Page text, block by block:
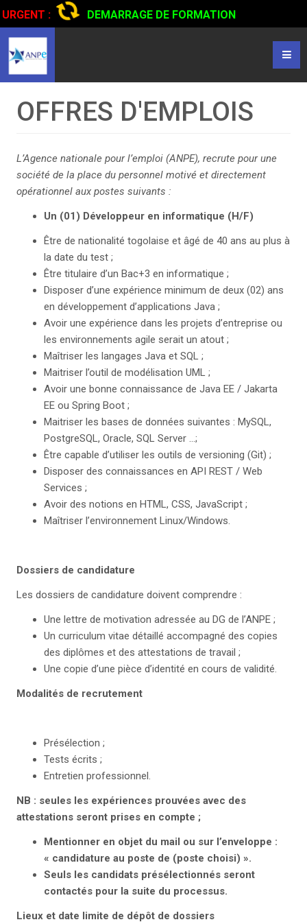
URGENT :
DEMARRAGE DE FORMATION
CERTIFIANTE EN CONDUITE DE CAMIONS...CLIQUER POUR
LIRE
OFFRES D'EMPLOIS
L’Agence nationale pour l’emploi (ANPE), recrute pour une
société de la place du personnel motivé et directement
opérationnel aux postes suivants :
Un (01) Développeur en informatique (H/F)
Être de nationalité togolaise et âgé de 40 ans au plus à
la date du test ;
Être titulaire d’un Bac+3 en informatique ;
Disposer d’une expérience minimum de deux (02) ans
en développement d’applications Java ;
Avoir une expérience dans les projets d’entreprise ou
les environnements agile serait un atout ;
Maîtriser les langages Java et SQL ;
Maitriser l’outil de modélisation UML ;
Avoir une bonne connaissance de Java EE / Jakarta
EE ou Spring Boot ;
Maitriser les bases de données suivantes : MySQL,
PostgreSQL, Oracle, SQL Server …;
Être capable d’utiliser les outils de versioning (Git) ;
Disposer des connaissances en API REST / Web
Services ;
Avoir des notions en HTML, CSS, JavaScript ;
Maîtriser l’environnement Linux/Windows.
Dossiers de candidature
Les dossiers de candidature doivent comprendre :
Une lettre de motivation adressée au DG de l’ANPE ;
Un curriculum vitae détaillé accompagné des copies
des diplômes et des attestations de travail ;
Une copie d’une pièce d’identité en cours de validité.
Modalités de recrutement
Présélection ;
Tests écrits ;
Entretien professionnel.
NB : seules les expériences prouvées avec des
attestations seront prises en compte ;
Mentionner en objet du mail ou sur l’enveloppe :
« candidature au poste de (poste choisi) ».
Seuls les candidats présélectionnés seront
contactés pour la suite du processus.
Lieux et date limite de dépôt de dossiers